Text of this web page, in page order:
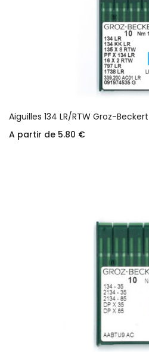
Aiguilles 134 LR/RTW Groz-Beckert
A partir de 5.80 €